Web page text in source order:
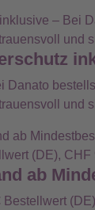
Danato
und
ab
Bestellwert